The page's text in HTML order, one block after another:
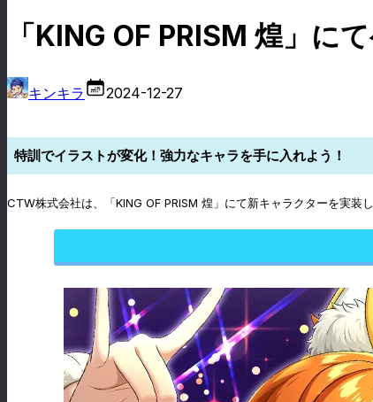
「KING OF PRISM 煌」に
キンキラ 2024-12-27
特訓でイラストが変化！強力なキャラを手に入れよう！
CTW株式会社は、「KING OF PRISM 煌」にて新キャラクターを実装